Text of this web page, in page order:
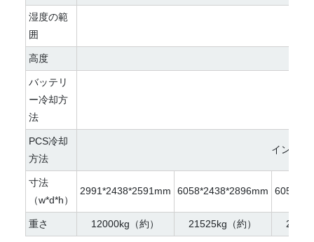
湿度の範
囲
高度
バッテリ
ー冷却方
法
PCS冷却
方法
インテリ
寸法
（w*d*h）
2991*2438*2591mm 6058*2438*2896mm
重さ 12000kg（約） 21525kg（約）